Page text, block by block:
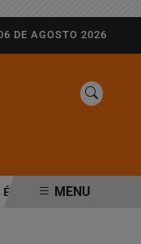
DE AGOSTO 2026
NO DIA DO
MENU